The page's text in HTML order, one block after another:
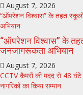
August 7, 2026
“ऑपरेशन विश्वास” के तहत
अभियान
“ऑपरेशन विश्वास” के
जनजागरूकता अभियान
August 7, 2026
CCTV कैमरों की मदद से 48 घंटे
नागरिकों का किया सम्मान